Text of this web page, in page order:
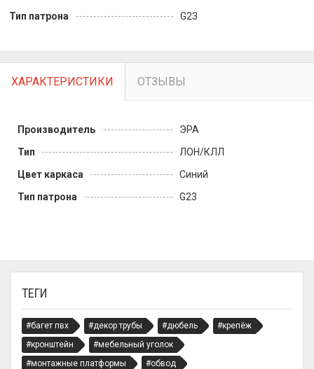
Тип патрона
G23
ТЕГИ
#багет пвх #декор трубы #дюбель
#крепёж
#кронштейн
#мебельный уголок
#монтажные платформы
#обвод
ХАРАКТЕРИСТИКИ ОТЗЫВЫ
Производитель
ЭРА
Тип
ЛОН/КЛЛ
Цвет каркаса
Синий
Тип патрона
G23